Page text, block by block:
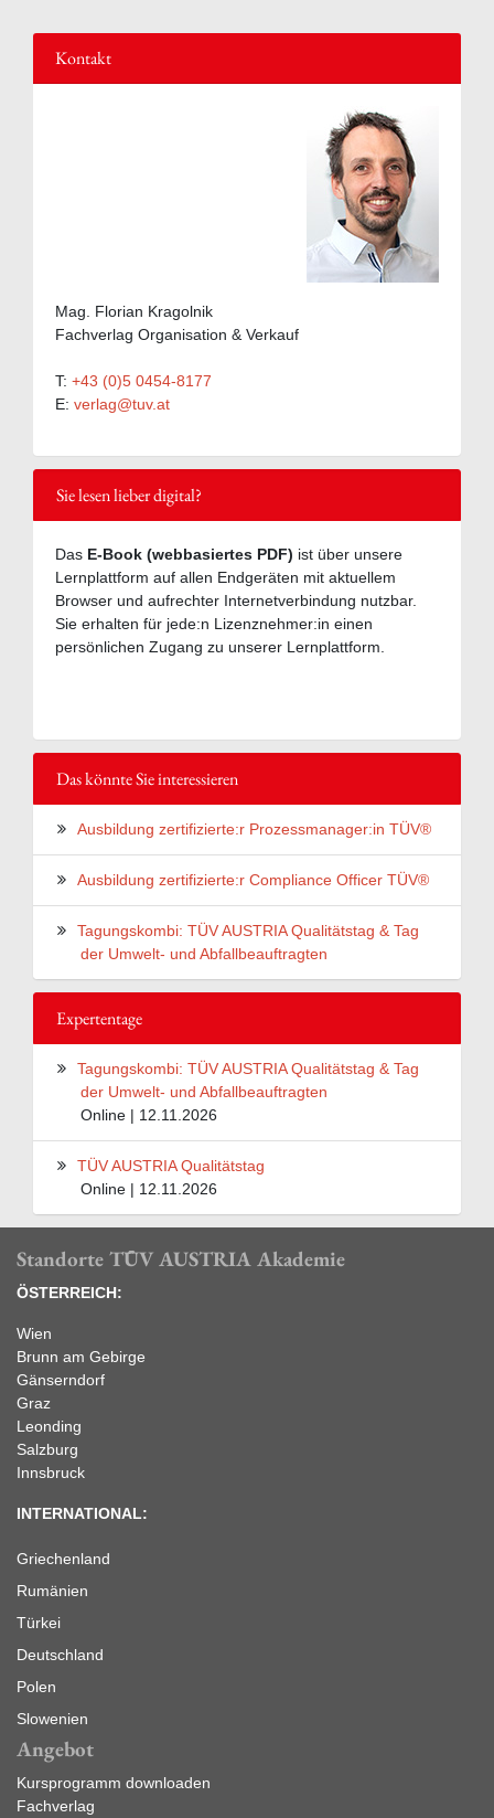
Kontakt
Mag. Florian Kragolnik
Fachverlag Organisation & Verkauf
T: +43 (0)5 0454-8177
E: verlag@tuv.at
Sie lesen lieber digital?
Das E-Book (webbasiertes PDF) ist über unsere
Lernplattform auf allen Endgeräten mit aktuellem
Browser und aufrechter Internetverbindung nutzbar.
Sie erhalten für jede:n Lizenznehmer:in einen
persönlichen Zugang zu unserer Lernplattform.
Das könnte Sie interessieren
Ausbildung zertifizierte:r Prozessmanager:in TÜV®
Ausbildung zertifizierte:r Compliance Officer TÜV®
Tagungskombi: TÜV AUSTRIA Qualitätstag & Tag
der Umwelt- und Abfallbeauftragten
Expertentage
Tagungskombi: TÜV AUSTRIA Qualitätstag & Tag
der Umwelt- und Abfallbeauftragten
Online | 12.11.2026
TÜV AUSTRIA Qualitätstag
Online | 12.11.2026
Standorte TÜV AUSTRIA Akademie
ÖSTERREICH:
Wien
Brunn am Gebirge
Gänserndorf
Graz
Leonding
Salzburg
Innsbruck
INTERNATIONAL:
Griechenland
Rumänien
Türkei
Deutschland
Polen
Slowenien
Angebot
Kursprogramm downloaden
Fachverlag